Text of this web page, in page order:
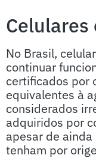
Celulares
No Brasil,
continuar
certificados por
equivalentes à
considerados
adquiridos por
apesar de
tenham por